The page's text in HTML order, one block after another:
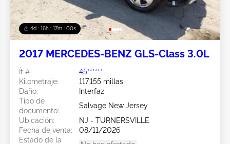
4d : 16h : 16m : 58s
2017 MERCEDES-BENZ GLS-Class 3.0L
Ít #:
45******
Kilometraje:
117,155 millas
Daño:
Interfaz
Tipo de
documento:
Salvage New Jersey
Ubicación:
NJ - TURNERSVILLE
Fecha de venta:
08/11/2026
Estado de la